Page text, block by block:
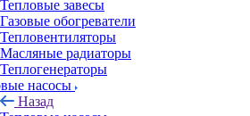
Тепловые завесы
Газовые обогреватели
Тепловентиляторы
Масляные радиаторы
Теплогенераторы
насосы
Назад